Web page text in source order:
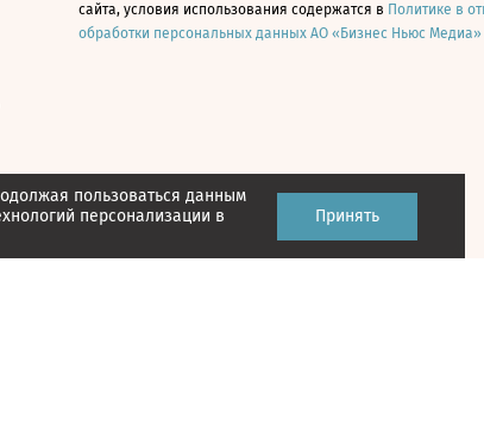
пользоваться данным
персонализации в
Принять
сайта, условия использования содержатся в Политике в
обработки персональных данных АО «Бизнес Ньюс Медиа»